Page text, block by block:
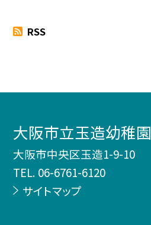
RSS
大阪市立玉造幼稚園
大阪市中央区玉造1-9-10
TEL. 06-6761-6120
サイトマップ